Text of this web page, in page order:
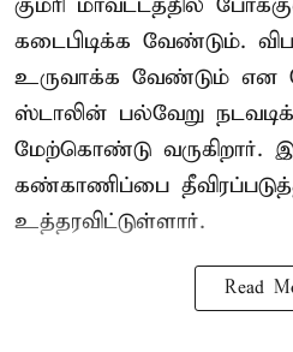
குமரி மாவட்டத்தில்
கடைபிடிக்க வேண்டும்.
உருவாக்க வேண்டும் என
ஸ்டாலின் பல்வேறு
மேற்கொண்டு வருகிறார்.
கண்காணிப்பை
உத்தரவிட்டுள்ளார்.
Read